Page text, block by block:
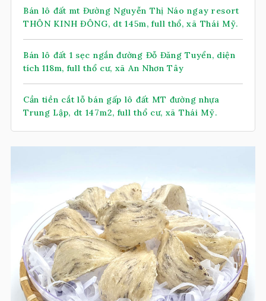
Bán lô đất mt Đường Nguyễn Thị Náo ngay resort
THÔN KINH ĐÔNG, dt 145m, full thổ, xã Thái Mỹ.
Bán lô đất 1 sẹc ngắn đường Đỗ Đăng Tuyển, diện
tích 118m, full thổ cư, xã An Nhơn Tây
Cần tiền cắt lỗ bán gấp lô đất MT đường nhựa
Trung Lập, dt 147m2, full thổ cư, xã Thái Mỹ.